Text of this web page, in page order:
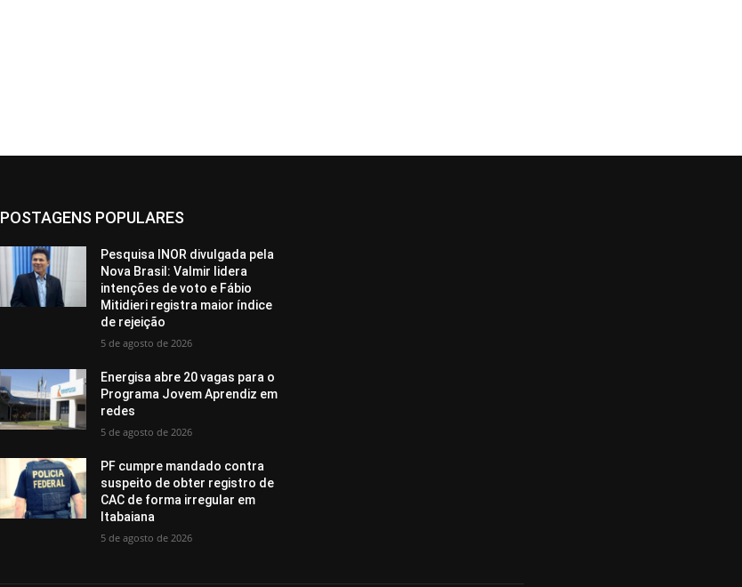
POSTAGENS POPULARES
Pesquisa INOR divulgada pela
Nova Brasil: Valmir lidera
intenções de voto e Fábio
Mitidieri registra maior índice
de rejeição
5 de agosto de 2026
Energisa abre 20 vagas para o
Programa Jovem Aprendiz em
redes
5 de agosto de 2026
PF cumpre mandado contra
suspeito de obter registro de
CAC de forma irregular em
Itabaiana
5 de agosto de 2026